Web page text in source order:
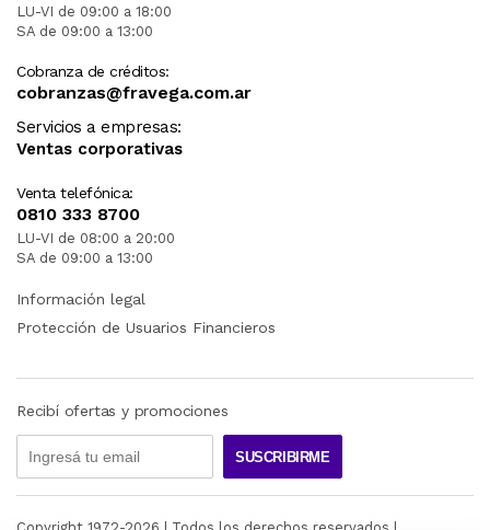
LU-VI de 09:00 a 18:00
SA de 09:00 a 13:00
Cobranza de créditos:
cobranzas@fravega.com.ar
Servicios a empresas:
Ventas corporativas
Venta telefónica:
0810 333 8700
LU-VI de 08:00 a 20:00
SA de 09:00 a 13:00
Información legal
Protección de Usuarios Financieros
Recibí ofertas y promociones
SUSCRIBIRME